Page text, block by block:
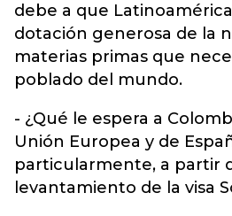
debe a que
dotación generosa de la
materias primas que
poblado del mundo.
- ¿Qué le espera a
Unión Europea y de
particularmente, a partir
levantamiento de la visa